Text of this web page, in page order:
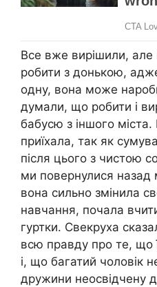
Все вже вирішили,
робити з донькою,
одну, вона може
думали, що робити і
бабусю з іншого міста.
приїхала, так як
після цього з чистою
ми повернулися назад
вона сильно змінила
навчання, почала
гуртки. Свекруха
всю правду про те, що
і, що багатий чоловік
дружини неосвідчену